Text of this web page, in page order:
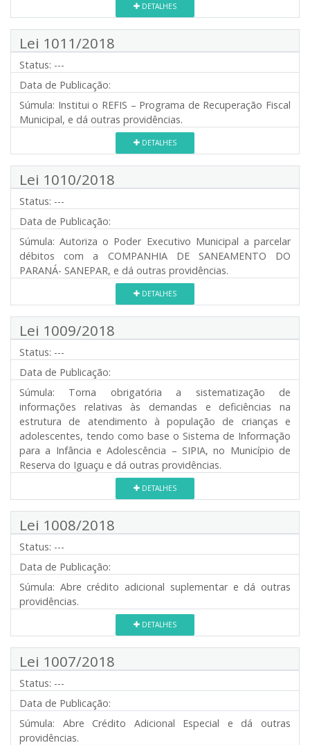
DETALHES
Lei 1011/2018
Status: ---
Data de Publicação:
Súmula: Institui o REFIS – Programa de Recuperação Fiscal
Municipal, e dá outras providências.
DETALHES
Lei 1010/2018
Status: ---
Data de Publicação:
Súmula: Autoriza o Poder Executivo Municipal a parcelar
débitos com a COMPANHIA DE SANEAMENTO DO
PARANÁ- SANEPAR, e dá outras providências.
DETALHES
Lei 1009/2018
Status: ---
Data de Publicação:
Súmula: Torna obrigatória a sistematização de
informações relativas às demandas e deficiências na
estrutura de atendimento à população de crianças e
adolescentes, tendo como base o Sistema de Informação
para a Infância e Adolescência – SIPIA, no Município de
Reserva do Iguaçu e dá outras providências.
DETALHES
Lei 1008/2018
Status: ---
Data de Publicação:
Súmula: Abre crédito adicional suplementar e dá outras
providências.
DETALHES
Lei 1007/2018
Status: ---
Data de Publicação:
Súmula: Abre Crédito Adicional Especial e dá outras
providências.